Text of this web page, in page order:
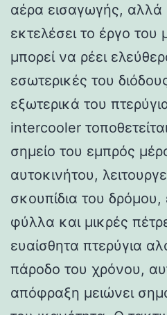
αέρα εισαγωγής, αλλά
εκτελέσει το έργο
μπορεί να ρέει
εσωτερικές του
εξωτερικά του
intercooler
σημείο του εμπρός
αυτοκινήτου,
σκουπίδια του
φύλλα και μικρές
ευαίσθητα πτερύγια
πάροδο του χρόνου,
απόφραξη μειώνει